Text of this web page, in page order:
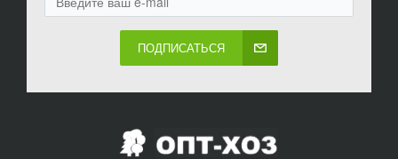
ПОДПИСАТЬСЯ